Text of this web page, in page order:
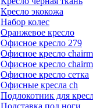
Кресло экокожа
Набор колес
Оранжевое кресло
Офисное кресло 279
Офисное кресло
Офисное кресло
Офисное кресло сетка
Офисные кресла ch
Подлокотник для
Подставка под ноги